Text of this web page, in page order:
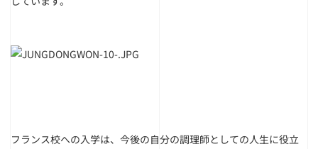
フランス校への入学は、今後の自分の調理師としての人生に役立